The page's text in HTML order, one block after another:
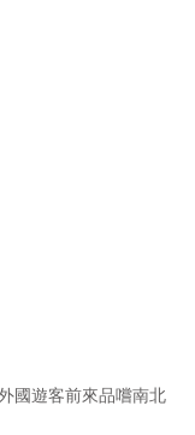
國遊客前來品嚐南北